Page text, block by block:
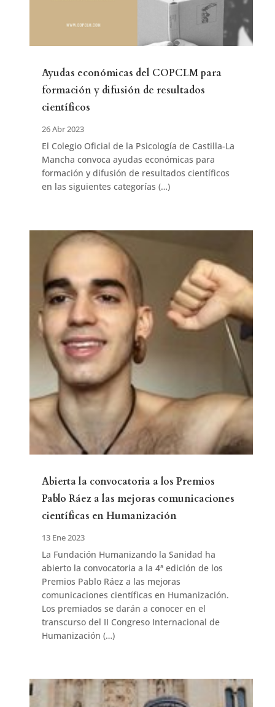
Ayudas económicas del COPCLM para
formación y difusión de resultados
científicos
26 Abr 2023
El Colegio Oficial de la Psicología de Castilla-La
Mancha convoca ayudas económicas para
formación y difusión de resultados científicos
en las siguientes categorías (…)
Abierta la convocatoria a los Premios
Pablo Ráez a las mejoras comunicaciones
científicas en Humanización
13 Ene 2023
La Fundación Humanizando la Sanidad ha
abierto la convocatoria a la 4ª edición de los
Premios Pablo Ráez a las mejoras
comunicaciones científicas en Humanización.
Los premiados se darán a conocer en el
transcurso del II Congreso Internacional de
Humanización (…)